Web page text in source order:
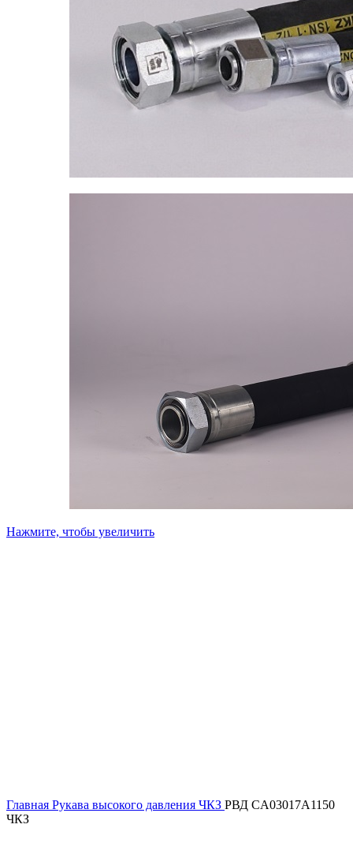
Нажмите, чтобы увеличить
Главная Рукава высокого давления ЧКЗ РВД CA03017A1150
ЧКЗ